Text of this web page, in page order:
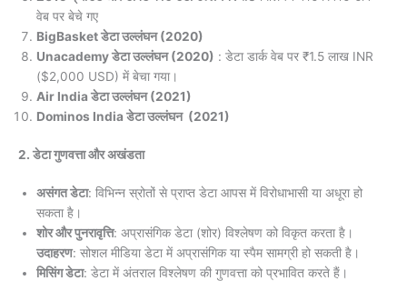
वेब पर बेचे गए
BigBasket डेटा उल्लंघन (2020)
Unacademy डेटा उल्लंघन (2020) : डेटा डार्क वेब पर ₹1.5 लाख INR
($2,000 USD) में बेचा गया।
Air India डेटा उल्लंघन (2021)
Dominos India डेटा उल्लंघन (2021)
2. डेटा गुणवत्ता और अखंडता
असंगत डेटा: विभिन्न स्रोतों से प्राप्त डेटा आपस में विरोधाभासी या अधूरा हो
सकता है।
शोर और पुनरावृत्ति: अप्रासंगिक डेटा (शोर) विश्लेषण को विकृत करता है।
उदाहरण: सोशल मीडिया डेटा में अप्रासंगिक या स्पैम सामग्री हो सकती है।
मिसिंग डेटा: डेटा में अंतराल विश्लेषण की गुणवत्ता को प्रभावित करते हैं।